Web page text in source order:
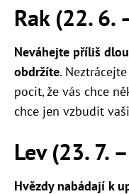
Rak (22. 6.
Neváhejte příliš
obdržíte.
pocit, že vás chce
chce jen vzbudit
Lev (23. 7.
Hvězdy nabádají k